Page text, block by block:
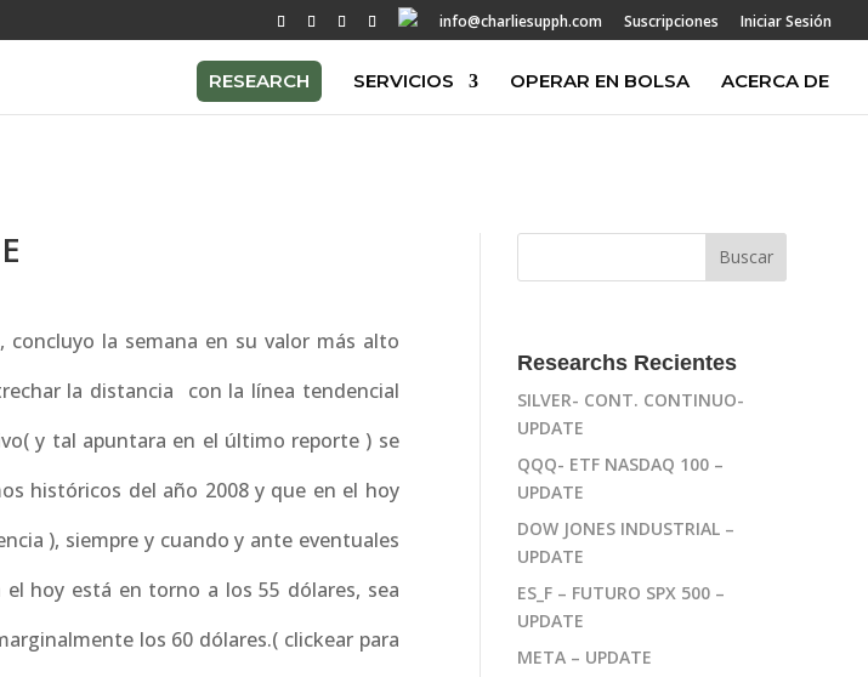
info@charliesupph.com Suscripciones Iniciar Sesión
RESEARCH SERVICIOS OPERAR EN BOLSA ACERCA DE
la semana en su valor más alto
la distancia con la línea tendencial
y tal apuntara en el último reporte ) se
históricos del año 2008 y que en el hoy
), siempre y cuando y ante eventuales
hoy está en torno a los 55 dólares, sea
los 60 dólares.( clickear para
Researchs Recientes
SILVER- CONT. CONTINUO-
UPDATE
QQQ- ETF NASDAQ 100 –
UPDATE
DOW JONES INDUSTRIAL –
UPDATE
ES_F – FUTURO SPX 500 –
UPDATE
META – UPDATE